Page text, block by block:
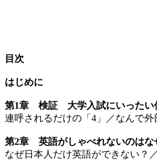
目次
はじめに
第1章 検証 大学入試にいったい
連呼されるだけの「4」／なんで
第2章 英語がしゃべれないのはな
なぜ日本人だけ英語ができない？